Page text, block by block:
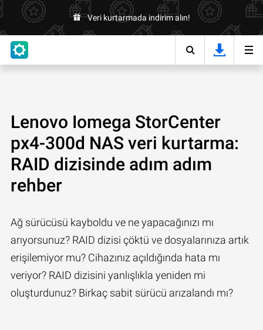
Veri kurtarmada indirim alın!
Lenovo Iomega StorCenter
px4-300d NAS veri kurtarma:
RAID dizisinde adım adım
rehber
Ağ sürücüsü kayboldu ve ne yapacağınızı mı
arıyorsunuz? RAID dizisi çöktü ve dosyalarınıza artık
erişilemiyor mu? Cihazınız açıldığında hata mı
veriyor? RAID dizisini yanlışlıkla yeniden mi
oluşturdunuz? Birkaç sabit sürücü arızalandı mı?